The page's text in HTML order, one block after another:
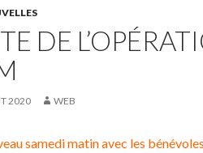
DE
2020 WEB
samedi matin avec les